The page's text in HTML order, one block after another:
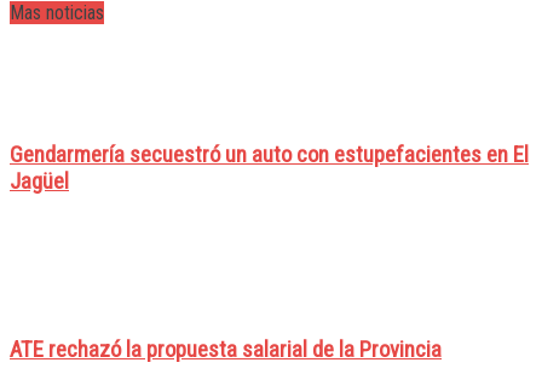
Mas noticias
Gendarmería secuestró un auto con estupefacientes en El
Jagüel
ATE rechazó la propuesta salarial de la Provincia